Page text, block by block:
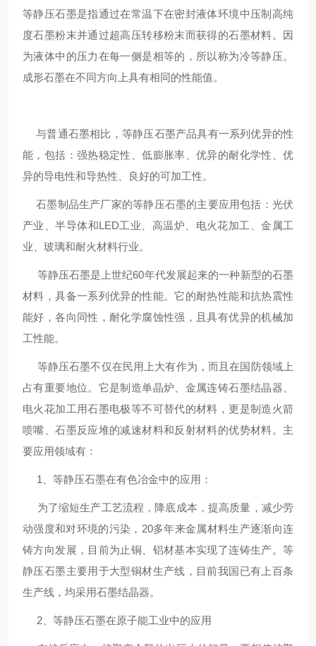
等静压石墨是指通过在常温下在密封液体环境中压制高纯
度石墨粉末并通过超高压转移粉末而获得的石墨材料。因
为液体中的压力在每一侧是相等的，所以称为冷等静压。
成形石墨在不同方向上具有相同的性能值。
与普通石墨相比，等静压石墨产品具有一系列优异的性
能，包括：强热稳定性、低膨胀率、优异的耐化学性、优
异的导电性和导热性、良好的可加工性。
石墨制品生产厂家的等静压石墨的主要应用包括：光伏
产业、半导体和LED工业、高温炉、电火花加工、金属工
业、玻璃和耐火材料行业。
等静压石墨是上世纪60年代发展起来的一种新型的石墨
材料，具备一系列优异的性能。它的耐热性能和抗热震性
能好，各向同性，耐化学腐蚀性强，且具有优异的机械加
工性能。
等静压石墨不仅在民用上大有作为，而且在国防领域上
占有重要地位。它是制造单晶炉、金属连铸石墨结晶器、
电火花加工用石墨电极等不可替代的材料，更是制造火箭
喷嘴、石墨反应堆的减速材料和反射材料的优势材料。主
要应用领域有：
1、等静压石墨在有色冶金中的应用：
为了缩短生产工艺流程，降底成本，提高质量，减少劳
动强度和对环境的污染，20多年来金属材料生产逐渐向连
铸方向发展，目前为止铜、铝材基本实现了连铸生产。等
静压石墨主要用于大型铜材生产线，目前我国已有上百条
生产线，均采用石墨结晶器。
2、等静压石墨在原子能工业中的应用